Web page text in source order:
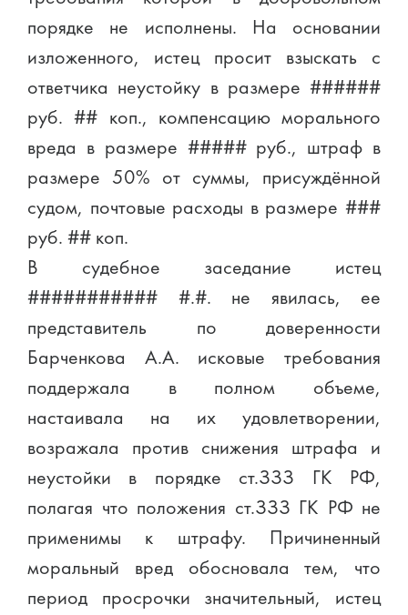
порядке не исполнены. На основании
изложенного, истец просит взыскать с
ответчика неустойку в размере ######
руб. ## коп., компенсацию морального
вреда в размере ##### руб., штраф в
размере 50% от суммы, присуждённой
судом, почтовые расходы в размере ###
руб. ## коп.
В судебное заседание истец
########### #.#. не явилась, ее
представитель по доверенности
Барченкова А.А. исковые требования
поддержала в полном объеме,
настаивала на их удовлетворении,
возражала против снижения штрафа и
неустойки в порядке ст.ЗЗЗ ГК РФ,
полагая что положения ст.ЗЗЗ ГК РФ не
применимы к штрафу. Причиненный
моральный вред обосновала тем, что
период просрочки значительный, истец